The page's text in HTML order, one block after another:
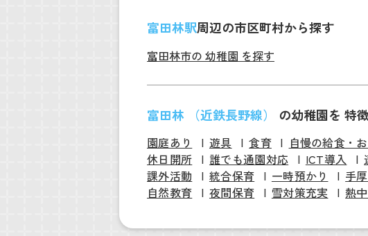
富田林駅周辺の市区町村から探す
富田林市の 幼稚園 を探す
富田林 （近鉄長野線） の幼稚園を 特
園庭あり 遊具 食育 自慢の給食・
休日開所
誰でも通園対応 ICT導入
課外活動
統合保育 一時預かり 手
自然教育
夜間保育 雪対策充実 熱